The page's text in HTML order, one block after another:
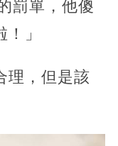
罰單，他傻
」
理，但是該